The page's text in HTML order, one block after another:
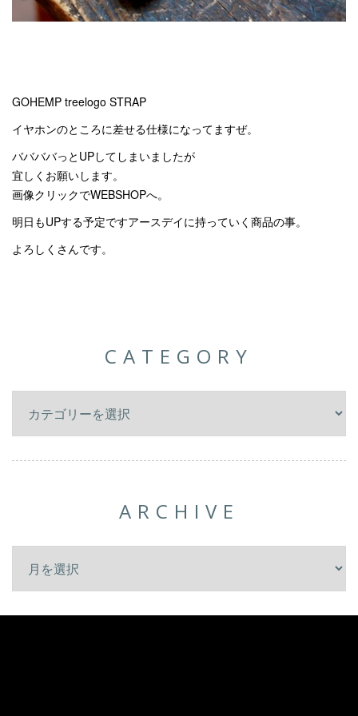
GOHEMP treelogo STRAP
イヤホンのところに差せる仕様になってますぜ。
ババババっとUPしてしまいましたが
宜しくお願いします。
画像クリックでWEBSHOPへ。
明日もUPする予定ですアースデイに持っていく商品の事。
よろしくさんです。
CATEGORY
ARCHIVE